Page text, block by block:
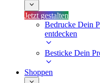
Jetzt gestalten
Bedrucke Dein
entdecken
Besticke Dein
Shoppen